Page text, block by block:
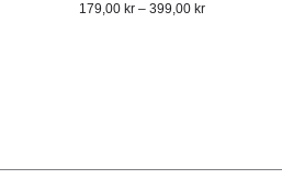
179,00 kr – 399,00 kr